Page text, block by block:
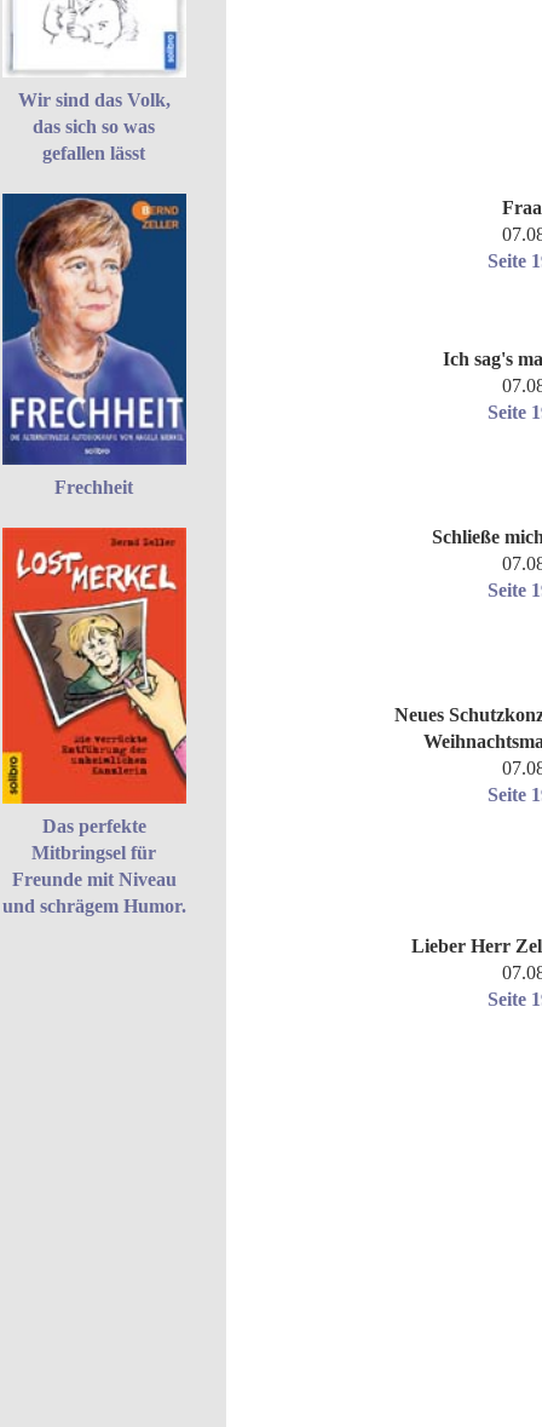
Wir sind das Volk,
das sich so was
gefallen lässt
Frechheit
Das perfekte
Mitbringsel für
Freunde mit Niveau
und schrägem Humor.
Seite
Ich sag's
Seite
Schließe
Seite
Neues
Seite
Lieber Herr
Seite